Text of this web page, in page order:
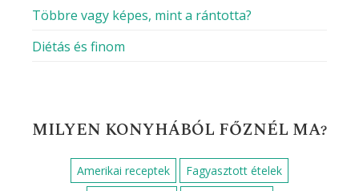
Többre vagy képes, mint a rántotta?
Diétás és finom
MILYEN KONYHÁBÓL FŐZNÉL MA?
Amerikai receptek
Fagyasztott ételek